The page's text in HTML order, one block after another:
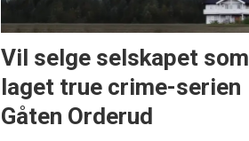
Vil selge selskapet som
laget true crime-serien
Gåten Orderud